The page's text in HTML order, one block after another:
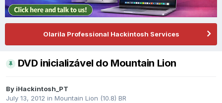
Olarila Professional Hackintosh Services
DVD inicializável do Mountain Lion
By iHackintosh_PT
July 13, 2012 in Mountain Lion (10.8) BR